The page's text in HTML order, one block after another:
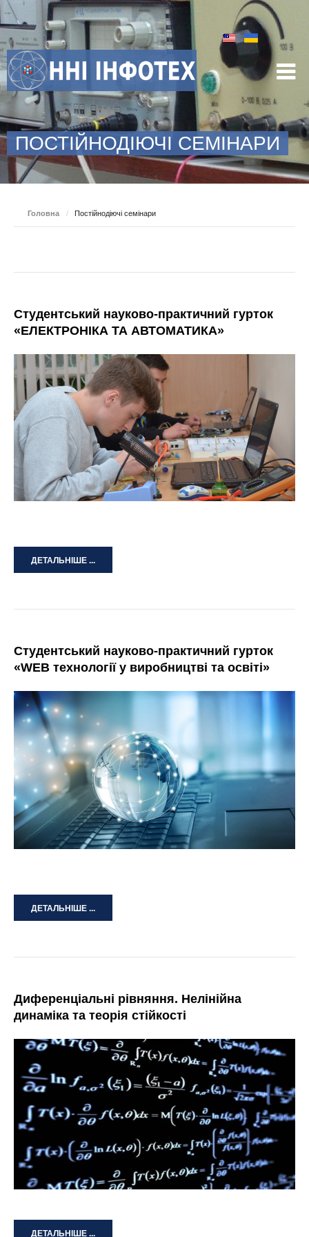
ПОСТІЙНОДІЮЧІ СЕМІНАРИ
Головна / Постійнодіючі семінари
Студентський науково-практичний гурток
«ЕЛЕКТРОНІКА ТА АВТОМАТИКА»
ДЕТАЛЬНІШЕ ...
Студентський науково-практичний гурток
«WEB технології у виробництві та освіті»
ДЕТАЛЬНІШЕ ...
Диференціальні рівняння. Нелінійна
динаміка та теорія стійкості
ДЕТАЛЬНІШЕ ...